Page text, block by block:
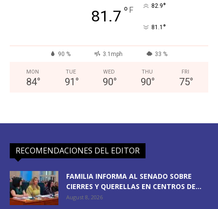
81.7 ° F 82.9°
81.1 °
90 % 3.1mph 33 %
MON
84°
TUE
91 °
WED
90°
THU
90°
FRI
75°
RECOMENDACIONES DEL EDITOR
FAMILIA INFORMA AL SENADO SOBRE
CIERRES Y QUERELLAS EN CENTROS DE...
August 8, 2026